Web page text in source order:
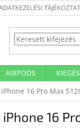
AIRPODS
16 Pro Max
16